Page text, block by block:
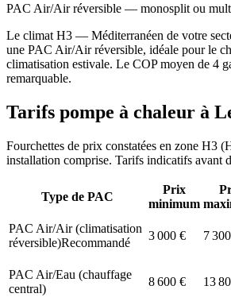
PAC Air/Air réversible — monosplit ou
Le climat H3 — Méditerranéen de votre
une PAC Air/Air réversible, idéale pour le
climatisation estivale. Le COP moyen de 4
remarquable.
Tarifs pompe à chaleur à
Fourchettes de prix constatées en zone H3 (
installation comprise. Tarifs indicatifs avant
Type de PAC
Prix
minimum
PAC Air/Air (climatisation
réversible)Recommandé
3 000 € 7 300
PAC Air/Eau (chauffage
central)
8 600 € 13